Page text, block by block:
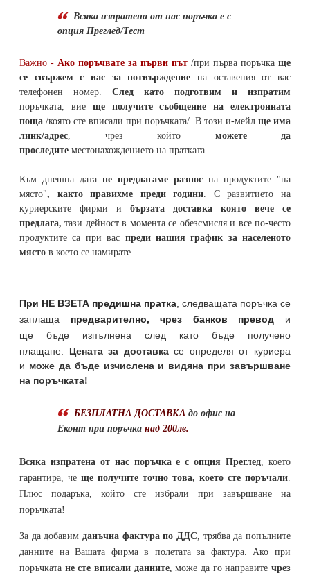
Всяка изпратена от нас поръчка е с
опция Преглед/Тест
Важно - Ако поръчвате за първи път /при първа поръчка ще
се свържем с вас за потвърждение на оставения от вас
телефонен номер. След като подготвим и изпратим
поръчката, вие ще получите съобщение на електронната
поща /която сте вписали при поръчката/. В този и-мейл ще има
линк/адрес, чрез който можете да
проследите местонахождението на пратката.
Към днешна дата не предлагаме разнос на продуктите "на
място", както правихме преди години. С развитието на
куриерските фирми и бързата доставка която вече се
предлага, тази дейност в момента се обезсмисля и все по-често
продуктите са при вас преди нашия график за населеното
място в което се намирате.
При НЕ ВЗЕТА предишна пратка, следващата поръчка се
заплаща предварително, чрез банков превод и
ще бъде изпълнена след като бъде получено
плащане. Цената за доставкасе определя от куриера
и може да бъде изчислена и видяна при завършване
на поръчката!
БЕЗПЛАТНА ДОСТАВКА до офис на
Еконт при поръчка над 200лв.
Всяка изпратена от нас поръчка е с опция Преглед, което
гарантира, че ще получите точно това, което сте поръчали.
Плюс подаръка, който сте избрали при завършване на
поръчката!
За да добавим данъчна фактура по ДДС, трябва да попълните
данните на Вашата фирма в полетата за фактура. Ако при
поръчката не сте вписали данните, може да го направитечрез